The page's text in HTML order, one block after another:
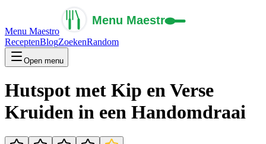
Menu Maestro
ReceptenBlogZoekenRandom
Open menu
Hutspot met Kip en Verse
Kruiden in een Handomdraai